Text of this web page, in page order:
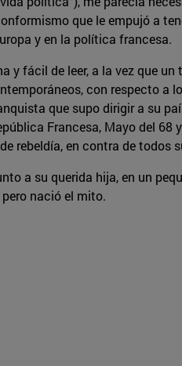
que le empujó a
y en la política francesa.
fácil de leer, a la vez que
con respecto a
que supo dirigir a su
Francesa, Mayo del
rebeldía, en contra de todos
a su querida hija, en un
nació el mito.